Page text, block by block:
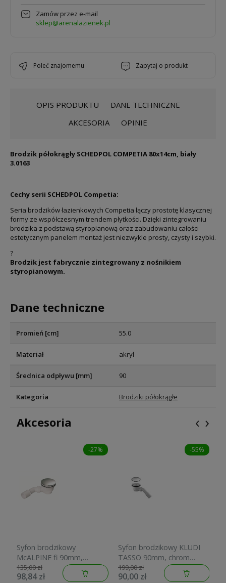
Zamów przez e-mail
sklep@arenalazienek.pl
poleć znajomemu zapytaj o produkt
OPIS PRODUKTU
DANE TECHNICZNE
AKCESORIA
OPINIE
Brodzik półokrągły SCHEDPOL COMPETIA 80x14cm, biały
3.0163
Cechy serii SCHEDPOL Competia:
Seria brodzików łazienkowych Competia łączy prostotę klasycznej
formy ze współczesnym trendem płytkości. Dzięki zintegrowaniu
brodzika z podstawą styropianową oraz zabudowaniu całości
estetycznym panelem montaż jest niezwykle prosty, czysty i szybki.
?
Brodzik jest fabrycznie zintegrowany z nośnikiem
styropianowym.
Dane techniczne
Promień [cm] 55.0
Materiał akryl
Średnica odpływu [mm] 90
Kategoria Brodziki półokrągłe
Akcesoria
-27%
Syfon brodzikowy
McALPINE fi 90mm,
czyszczony od góry, chrom
HC27-CPN-PB
135,00 zł
98,84 zł
-55%
Syfon brodzikowy KLUDI
TASSO 90mm, chrom
2109805-00
199,00 zł
90,00 zł
‹ ›